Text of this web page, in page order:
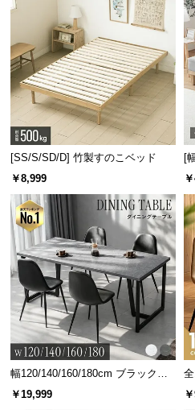
便利な引き出し収納
下段には2つの引き出しがあ
ビ周りの小物もまとめて収納
引き出し収納の内寸
横幅 奥行
約25.5㎝ 約29
[SS/S/SD/D] 竹製すのこベッド
￥8,999
[
幅120/140/160/180cm ブラックフ
レーム ダイニング 大理石調 4人掛
￥19,999